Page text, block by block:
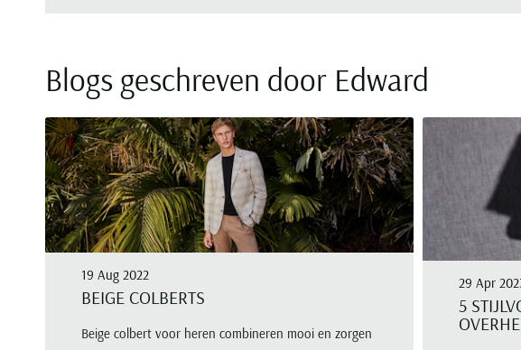
Blogs geschreven door Edward
BEIGE COLBERTS
Beige colbert voor heren combineren mooi en zorgen
19 Aug 2022
5
29 Apr